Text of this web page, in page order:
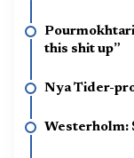
Pourmokhtari
this shit up”
Nya Tider-
Westerholm: